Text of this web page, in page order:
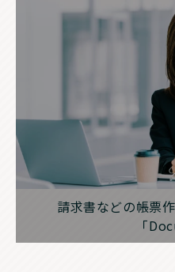
請求書などの帳票
「